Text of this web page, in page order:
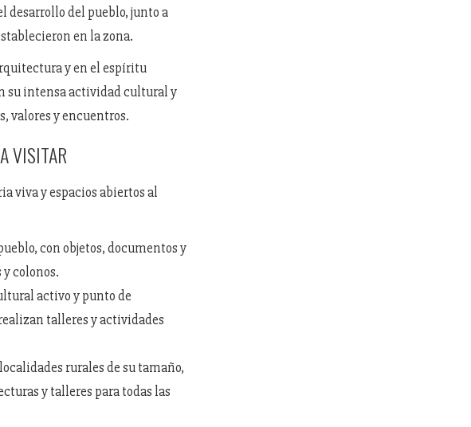
desarrollo del pueblo, junto a
en la zona.
y en el espíritu
su intensa actividad cultural y
valores y encuentros.
VISITAR
viva y espacios abiertos al
con objetos, documentos y
colonos.
activo y punto de
talleres y actividades
rurales de su tamaño,
y talleres para todas las